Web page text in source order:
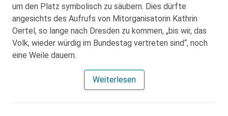
um den Platz symbolisch zu säubern. Dies dürfte
angesichts des Aufrufs von Mitorganisatorin Kathrin
Oertel, so lange nach Dresden zu kommen, „bis wir, das
Volk, wieder würdig im Bundestag vertreten sind“, noch
eine Weile dauern.
Weiterlesen